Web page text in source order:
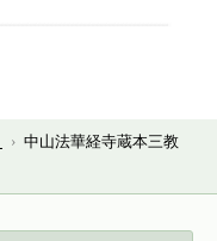
› 中山法華経寺蔵本三教